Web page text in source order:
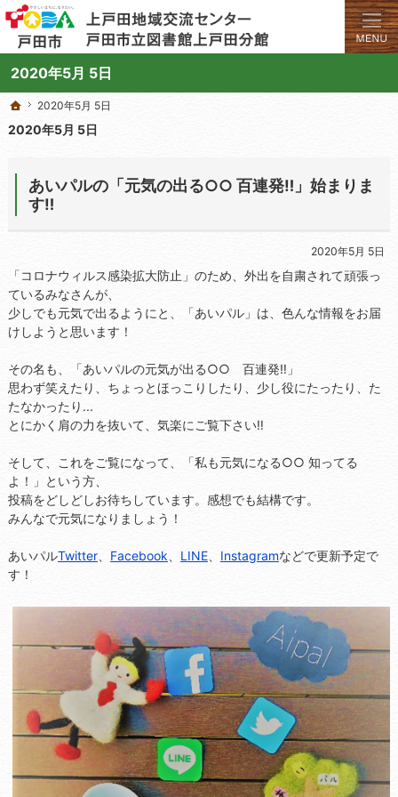
2020年5月 5日
学びと交流のプラットフォーム。地域の講座や施設をご案内しています。
上戸田地域交流センターや戸田市立図書館上戸田分館の総合案内サイト
ホーム
2020年5月 5日
2020年5月 5日
あいパルの「元気の出る○○ 百連発‼」始まりま
す‼
2020年5月 5日
「コロナウィルス感染拡大防止」のため、外出を自粛されて頑張っ
ているみなさんが、
少しでも元気で出るようにと、「あいパル」は、色んな情報をお届
けしようと思います！
その名も、「あいパルの元気が出る○○ 百連発‼」
思わず笑えたり、ちょっとほっこりしたり、少し役にたったり、た
たなかったり...
とにかく肩の力を抜いて、気楽にご覧下さい‼
そして、これをご覧になって、「私も元気になる○○ 知ってる
よ！」という方、
投稿をどしどしお待ちしています。感想でも結構です。
みんなで元気になりましょう！
あいパルTwitter、 Facebook LINE、 Instagramなどで更新予定で
す！
ホーム
2020年5月 5日